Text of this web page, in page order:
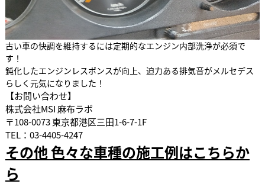
古い車の快調を維持するには定期的なエンジン内部洗浄が必須で
す！
鈍化したエンジンレスポンスが向上、迫力ある排気音がメルセデス
らしく元気になりました！
【お問い合わせ】
株式会社MSI 麻布ラボ
〒108-0073 東京都港区三田1-6-7-1F
TEL：03-4405-4247
その他 色々な車種の施工例はこちらか
ら